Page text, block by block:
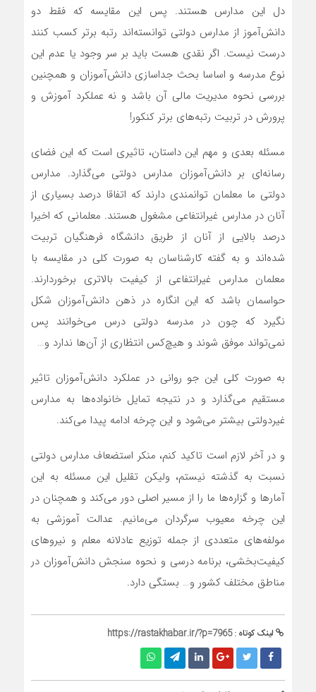
دل این مدارس هستند. پس این مقایسه که فقط دو
دانش‌آموز از مدارس دولتی توانسته‌اند رتبه برتر کسب کنند
درست نیست. اگر نقدی هست باید بر سر وجود یا عدم این
نوع مدرسه و اساسا بحث جداسازی دانش‌آموزان و همچنین
بررسی نحوه مدیریت مالی آن باشد و نه عملکرد آموزش و
پرورش در تربیت رتبه‌‌های برتر کنکور!
مسئله بعدی و مهم این داستان، تاثیری است که این فضای
رسانه‌ای بر دانش‌آموزان مدارس دولتی می‌گذارد. مدارس
دولتی ما معلمان توانمندی دارند که اتفاقا درصد بسیاری از
آنان در مدارس غیرانتفاعی مشغول هستند. معلمانی که اخیرا
درصد بالایی از آنان از طریق دانشگاه فرهنگیان تربیت
شده‌اند و به گفته کارشناسان به صورت کلی در مقایسه با
معلمان مدارس غیرانتفاعی از کیفیت بالاتری برخوردارند.
حواسمان باشد که این انگاره در ذهن دانش‌آموزان شکل
نگیرد که چون در مدرسه دولتی درس می‌خوانند پس
نمی‌تواند موفق شوند و هیچ‌کس انتظاری از آن‌ها ندارد و…
به صورت کلی این جو روانی در عملکرد دانش‌آموزان تاثیر
مستقیم می‌گذارد و در نتیجه تمایل خانواده‌ها به مدارس
غیردولتی بیشتر می‌شود و این چرخه ادامه پیدا می‌کند.
و در آخر لازم است تاکید کنم، منکر استضعاف مدارس دولتی
نسبت به گذشته نیستم، ولیکن تقلیل این مسئله به این
آمارها و گزاره‌ها ما را از مسیر اصلی دور می‌کند و همچنان در
این چرخه معیوب سرگردان می‌مانیم. عدالت آموزشی به
مولفه‌های متعددی از جمله توزیع عادلانه معلم و نیروهای
کیفیت‌بخشی، برنامه درسی و نحوه سنجش دانش‌آموزان در
مناطق مختلف کشور و… بستگی دارد.
لینک کوتاه :https://rastakhabar.ir/?p=7965